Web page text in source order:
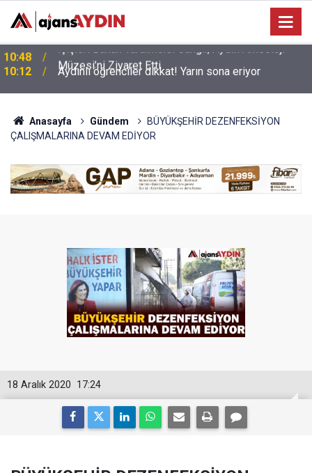
10:12 Aydınlı öğrenciler dikkat! Yarın sona eriyor
Anasayfa Gündem
BÜYÜKŞEHİR DEZENFEKSİYON
ÇALIŞMALARINA DEVAM EDİYOR
17:24
18 Aralık 2020